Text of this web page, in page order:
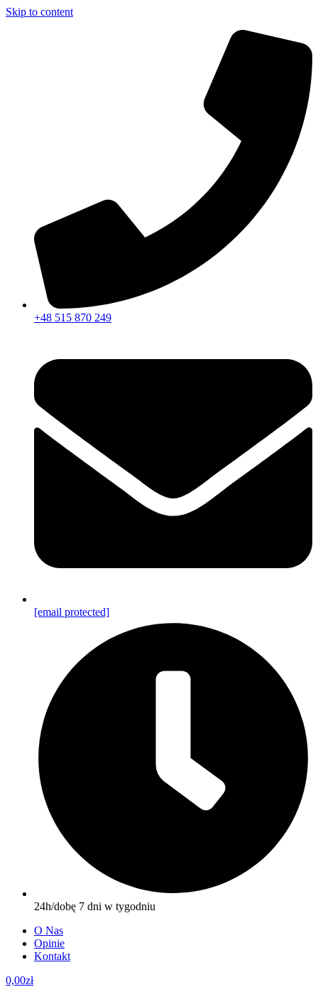
Skip to content
+48 515 870 249
[email protected]
24h/dobę 7 dni w tygodniu
O Nas
Opinie
Kontakt
0,00zł